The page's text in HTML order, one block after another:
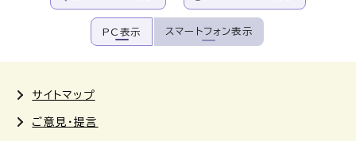
PC表示 スマートフォン表示
サイトマップ
ご意見・提言